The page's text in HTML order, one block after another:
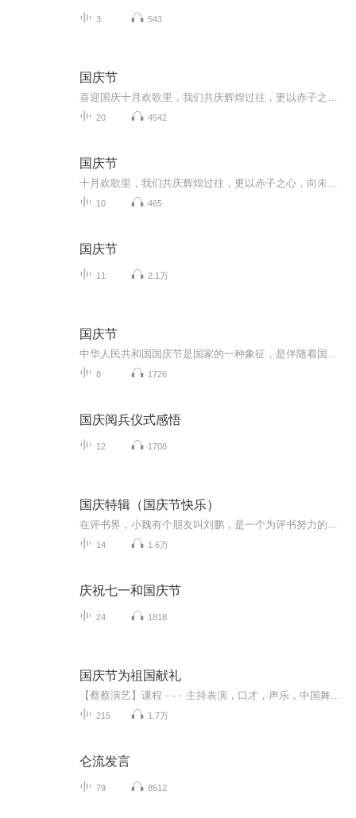
3 543
国庆节
20 4542
国庆节
10 465
国庆节
11 2.1万
国庆节
8 1726
国庆阅兵仪式感悟
12 1708
国庆特辑（国庆节快乐）
14 1.6万
庆祝七一和国庆节
24 1818
国庆节为祖国献礼
215 1.7万
仑流发言
79 8512